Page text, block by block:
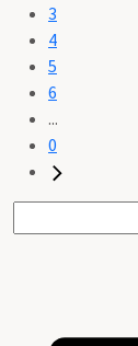
3
4
5
6
...
0